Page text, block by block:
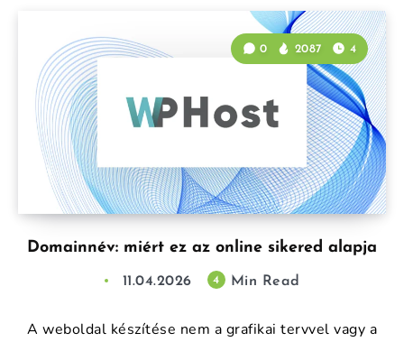
Domainnév: miért ez az online sikered alapja
0 2087 4
11.04.2026 4 Min Read
A weboldal készítése nem a grafikai tervvel vagy a